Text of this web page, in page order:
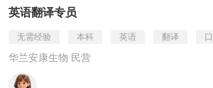
英语翻译专员
无需经验 本科 英语 翻译
华兰安康生物 民营